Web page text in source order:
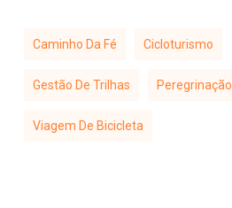
Caminho Da Fé Cicloturismo
Gestão De Trilhas Peregrinação
Viagem De Bicicleta